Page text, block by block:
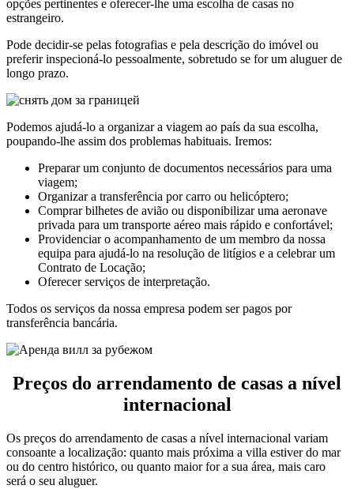
opções pertinentes e oferecer-lhe uma escolha de casas no
estrangeiro.
Pode decidir-se pelas fotografias e pela descrição do imóvel ou
preferir inspecioná-lo pessoalmente, sobretudo se for um aluguer de
longo prazo.
Podemos ajudá-lo a organizar a viagem ao país da sua escolha,
poupando-lhe assim dos problemas habituais. Iremos:
Preparar um conjunto de documentos necessários para uma
viagem;
Organizar a transferência por carro ou helicóptero;
Comprar bilhetes de avião ou disponibilizar uma aeronave
privada para um transporte aéreo mais rápido e confortável;
Providenciar o acompanhamento de um membro da nossa
equipa para ajudá-lo na resolução de litígios e a celebrar um
Contrato de Locação;
Oferecer serviços de interpretação.
Todos os serviços da nossa empresa podem ser pagos por
transferência bancária.
Preços do arrendamento de casas a nível
internacional
Os preços do arrendamento de casas a nível internacional variam
consoante a localização: quanto mais próxima a villa estiver do mar
ou do centro histórico, ou quanto maior for a sua área, mais caro
será o seu aluguer.